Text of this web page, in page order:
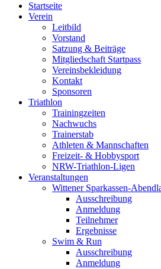
Startseite
Verein
Leitbild
Vorstand
Satzung & Beiträge
Mitgliedschaft Startpass
Vereinsbekleidung
Kontakt
Sponsoren
Triathlon
Trainingzeiten
Nachwuchs
Trainerstab
Athleten & Mannschaften
Freizeit- & Hobbysport
NRW-Triathlon-Ligen
Veranstaltungen
Wittener Sparkassen-
Ausschreibung
Anmeldung
Teilnehmer
Ergebnisse
Swim & Run
Ausschreibung
Anmeldung